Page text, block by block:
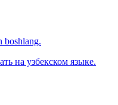
boshlang.
на узбекском языке.